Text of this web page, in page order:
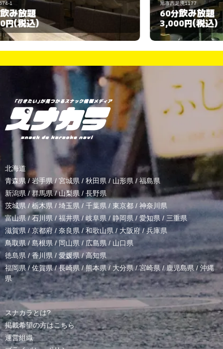
旭市西足洗1177
飲み放題
3,000円
北海道
青森県 / 岩手県/ 宮城県 / 秋田県 / 山形県/ 福島県
新潟県 /群馬県/山梨県 / 長野県
茨城県 / 栃木県 / 埼玉県 / 千葉県 / 東京都 / 神奈川県
富山県 /石川県/福井県/岐阜県 / 静岡県 / 愛知県 / 三重県
滋賀県 / 京都府 / 奈良県 / 和歌山県/ 大阪府 /兵庫県
鳥取県/ 島根県 /岡山県/ 広島県 / 山口県
徳島県 /香川県 / 愛媛県/高知県
福岡県/佐賀県/長崎県 /熊本県/ 大分県/宮崎県 /鹿児島県 / 沖縄
県
スナカラとは?
掲載希望の方はこちら
運営組織